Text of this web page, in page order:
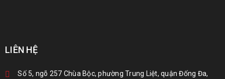
LIÊN HỆ
Số 5, ngõ 257 Chùa Bộc, phường Trung Liệt, quận Đống Đa,